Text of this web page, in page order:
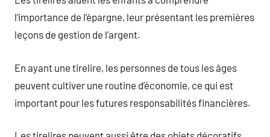
l’importance de l’épargne, leur présentant les premières
leçons de gestion de l’argent.
En ayant une tirelire, les personnes de tous les âges
peuvent cultiver une routine d’économie, ce qui est
important pour les futures responsabilités financières.